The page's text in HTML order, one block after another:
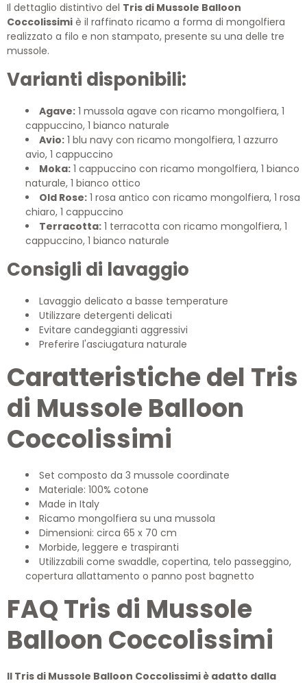
Il dettaglio distintivo del Tris di Mussole Balloon
Coccolissimi è il raffinato ricamo a forma di mongolfiera
realizzato a filo e non stampato, presente su una delle tre
mussole.
Varianti disponibili:
Agave: 1 mussola agave con ricamo mongolfiera, 1
cappuccino, 1 bianco naturale
Avio: 1 blu navy con ricamo mongolfiera, 1 azzurro
avio, 1 cappuccino
Moka: 1 cappuccino con ricamo mongolfiera, 1 bianco
naturale, 1 bianco ottico
Old Rose: 1 rosa antico con ricamo mongolfiera, 1 rosa
chiaro, 1 cappuccino
Terracotta: 1 terracotta con ricamo mongolfiera, 1
cappuccino, 1 bianco naturale
Consigli di lavaggio
Lavaggio delicato a basse temperature
Utilizzare detergenti delicati
Evitare candeggianti aggressivi
Preferire l'asciugatura naturale
Caratteristiche del Tris
di Mussole Balloon
Coccolissimi
Set composto da 3 mussole coordinate
Materiale: 100% cotone
Made in Italy
Ricamo mongolfiera su una mussola
Dimensioni: circa 65 x 70 cm
Morbide, leggere e traspiranti
Utilizzabili come swaddle, copertina, telo passeggino,
copertura allattamento o panno post bagnetto
FAQ Tris di Mussole
Balloon Coccolissimi
Il Tris di Mussole Balloon Coccolissimi è adatto dalla